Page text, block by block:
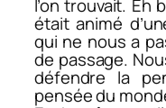
l’on trouvait. Eh
était animé
qui ne nous a
de passage.
défendre la
pensée du